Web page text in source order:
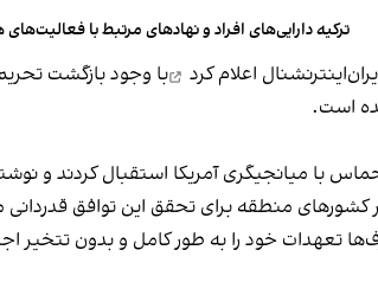
ترکیه دارایی‌های افراد و نهادهای مرتبط با
اعلام کرد
با وجود بازگشت
است.
با میانجیگری آمریکا استقبال کردند و
منطقه برای تحقق این توافق
تعهدات خود را به طور کامل و بدون